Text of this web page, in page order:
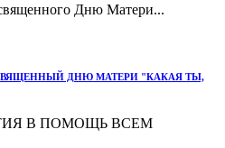
Дню Матери...
ДНЮ МАТЕРИ "КАКАЯ ТЫ,
В ПОМОЩЬ ВСЕМ